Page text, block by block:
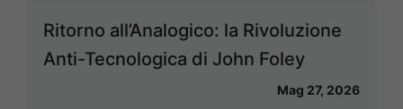
Ritorno all’Analogico: la Rivoluzione
Anti-Tecnologica di John Foley
Mag 27, 2026